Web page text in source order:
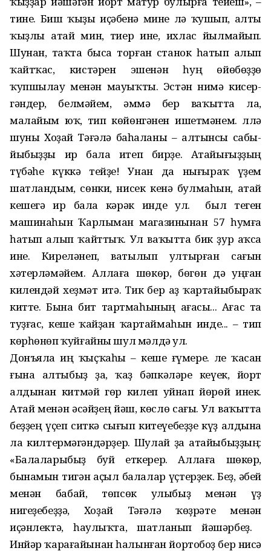
тине. Биш ҡыҙы иҫәбенә мине лә ҡушып, алты
ҡыҙлы атай мин, тиер ине, ихлас йылмайып.
Шунан, таҡта быса торған станок һатып алып
ҡайтҡас, кистәрен эшенән һуң өйөбөҙҙө
ҡупшылау менән мауыҡты. Эстән нимә кисер­
гәндер, белмәйем, әммә бер ваҡытта ла,
малайым юҡ, тип көйөнгәнен ишетмәнем. Әллә
шуны Хоҙай Тә­ғәлә баһаланы – алтынсы сабы­
йыбыҙҙы ир бала итеп бирҙе. Атайығыҙҙың
түбәһе күккә тейҙе! Унан да нығыраҡ үҙем
шатландым, сөнки, нисек кенә булмаһын, атай
кешегә ир бала кәрәк инде ул. Ә был теген
машинаһын Ҡарлыман магазинынан 57 һумға
һатып алып ҡайттыҡ. Ул ваҡытта бик ҙур аҡса
ине. Киреләнеп, ватылып ултырған сағын
хәтерләмәйем. Аллаға шөкөр, бөгөн дә уңған
килендәй хеҙмәт итә. Тик бер аҙ ҡартайыбыраҡ
китте. Бына бит тартмаһының ағасы... Ағас та
туҙғас, кеше ҡайҙан ҡартаймаһын инде... – тип
көрһөнөп ҡуйғайны шул мәлдә ул.
Донъяла иң ҡыҫҡаһы – кеше ғүмере. Әле ҡасан
ғына алтыбыҙ ҙа, ҡаҙ бәпкәләре кеүек, йорт
алдынан китмәй гөр килеп уйнап йөрөй инек.
Атай менән әсәйҙең йәш, көслө сағы. Ул ваҡытта
беҙҙең үҫеп ситкә сығып китеүебеҙҙе күҙ алдына
ла килтермәгәндәрҙер. Шулай ҙа атайыбыҙҙың:
«Балаларыбыҙ буй еткерер. Аллаға шөкөр,
бынамын тигән аҫыл балалар үҫтерҙек. Беҙ, әбей
менән бабай, төпсөк улыбыҙ менән үҙ
нигеҙебеҙҙә, Хоҙай Тәғәлә ҡөҙрәте менән
иҫәнлектә, һаулыҡта, шатланып йәшәрбеҙ. Ә
Инйәр ҡарағайынан һалынған йортобоҙ бер нисә